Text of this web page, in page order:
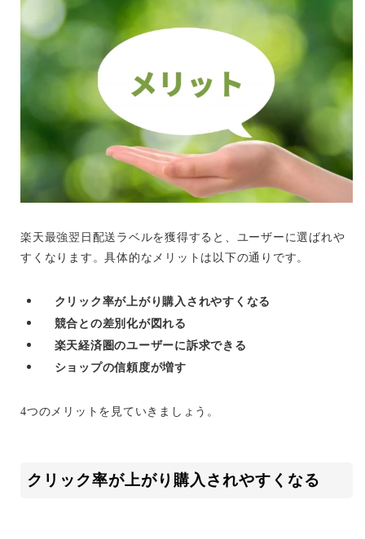
楽天最強翌日配送ラベルを獲得すると、ユーザーに選ばれや
すくなります。具体的なメリットは以下の通りです。
クリック率が上がり購入されやすくなる
競合との差別化が図れる
楽天経済圏のユーザーに訴求できる
ショップの信頼度が増す
4つのメリットを見ていきましょう。
クリック率が上がり購入されやすくなる